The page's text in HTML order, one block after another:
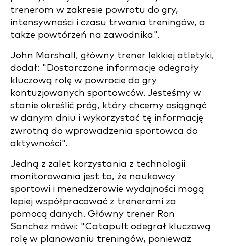
trenerom w zakresie powrotu do gry,
intensywności i czasu trwania treningów, a
także powtórzeń na zawodnika".
John Marshall, główny trener lekkiej atletyki,
dodał: "Dostarczone informacje odegrały
kluczową rolę w powrocie do gry
kontuzjowanych sportowców. Jesteśmy w
stanie określić próg, który chcemy osiągnąć
w danym dniu i wykorzystać tę informację
zwrotną do wprowadzenia sportowca do
aktywności".
Jedną z zalet korzystania z technologii
monitorowania jest to, że naukowcy
sportowi i menedżerowie wydajności mogą
lepiej współpracować z trenerami za
pomocą danych. Główny trener Ron
Sanchez mówi: "Catapult odegrał kluczową
rolę w planowaniu treningów, ponieważ